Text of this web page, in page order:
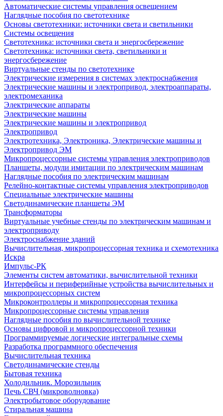
Автоматические системы управления освещением
Наглядные пособия по светотехнике
Основы светотехники: источники света и светильники
Системы освещения
Светотехника: источники света и энергосбережение
Светотехника: источники света, светильники и
энергосбережение
Виртуальные стенды по светотехнике
Электрические измерения в системах электроснабжения
Электрические машины и электропривод, электроаппараты,
электромеханика
Электрические аппараты
Электрические машины
Электрические машины и электропривод
Электропривод
Электротехника, Электроника, Электрические машины и
Электропривод ЭМ
Микропроцессорные системы управления электроприводов
Планшеты, модули имитации по электрическим машинам
Наглядные пособия по электрическим машинам
Релейно-контактные системы управления электроприводов
Специальные электрические машины
Светодинамические планшеты ЭМ
Трансформаторы
Виртуальные учебные стенды по электрическим машинам и
электроприводу
Электроснабжение зданий
Вычислительная, микропроцессорная техника и схемотехника
Искра
Импульс-РК
Элементы систем автоматики, вычислительной техники
Интерфейсы и периферийные устройства вычислительных и
микропроцессорных систем
Микроконтроллеры и микропроцессорная техника
Микропроцессорные системы управления
Наглядные пособия по вычислительной технике
Основы цифровой и микропроцессорной техники
Программируемые логические интегральные схемы
Разработка программного обеспечения
Вычислительная техника
Светодинамические стенды
Бытовая техника
Холодильник. Морозильник
Печь СВЧ (микроволновка)
Электробытовое оборудование
Стиральная машина